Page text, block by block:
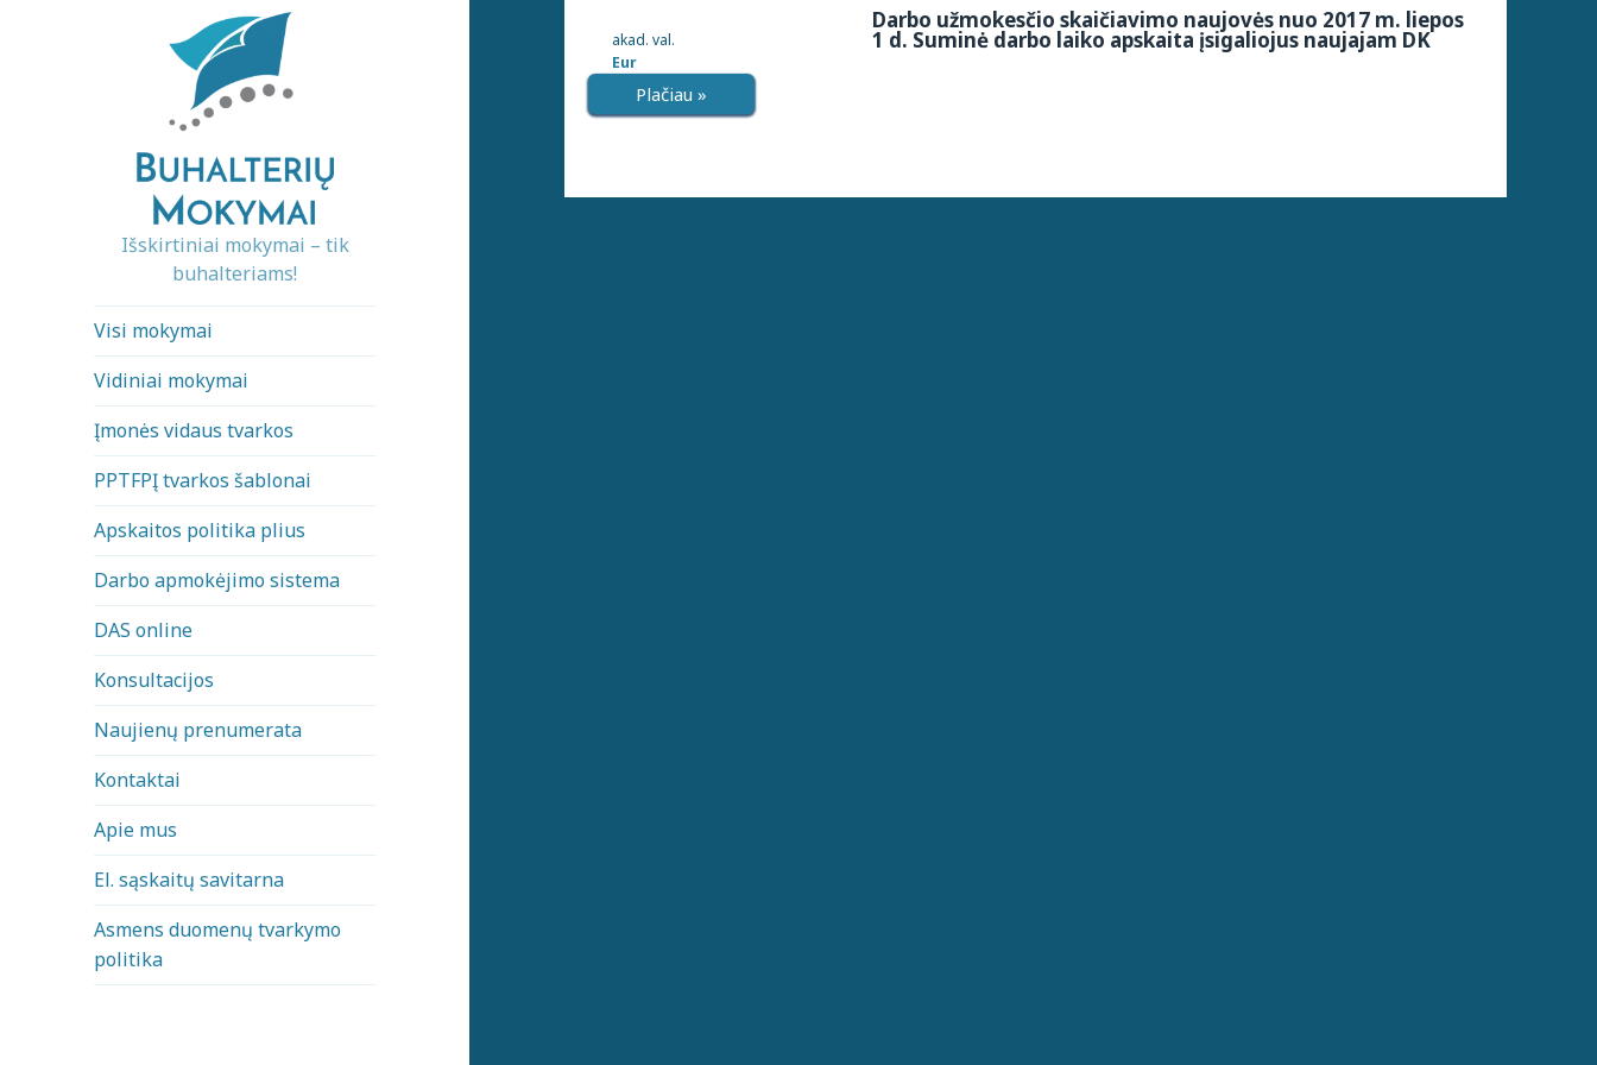
Išskirtiniai mokymai – tik
buhalteriams!
Visi mokymai
Vidiniai mokymai
Įmonės vidaus tvarkos
PPTFPĮ tvarkos šablonai
Apskaitos politika plius
Darbo apmokėjimo sistema
DAS online
Konsultacijos
Naujienų prenumerata
Kontaktai
Apie mus
El. sąskaitų savitarna
Asmens duomenų tvarkymo
politika
Darbo užmokesčio skaičiavimo naujovės nuo 2017 m. liepos
1 d. Suminė darbo laiko apskaita įsigaliojus naujajam DK
akad. val.
Eur
Plačiau »